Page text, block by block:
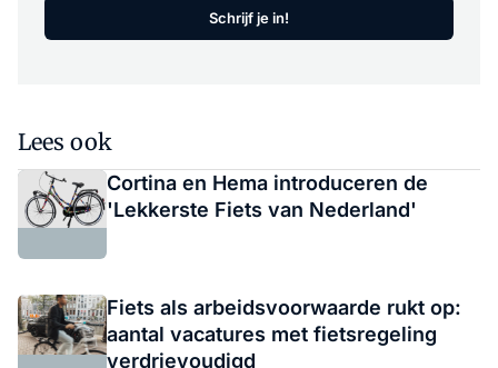
Schrijf je in!
Lees ook
Cortina en Hema introduceren de
'Lekkerste Fiets van Nederland'
Fiets als arbeidsvoorwaarde rukt op:
aantal vacatures met fietsregeling
verdrievoudigd